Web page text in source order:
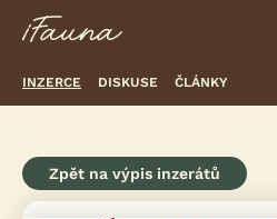
INZERCE DISKUSE ČLÁNKY
Zpět na výpis inzerátů